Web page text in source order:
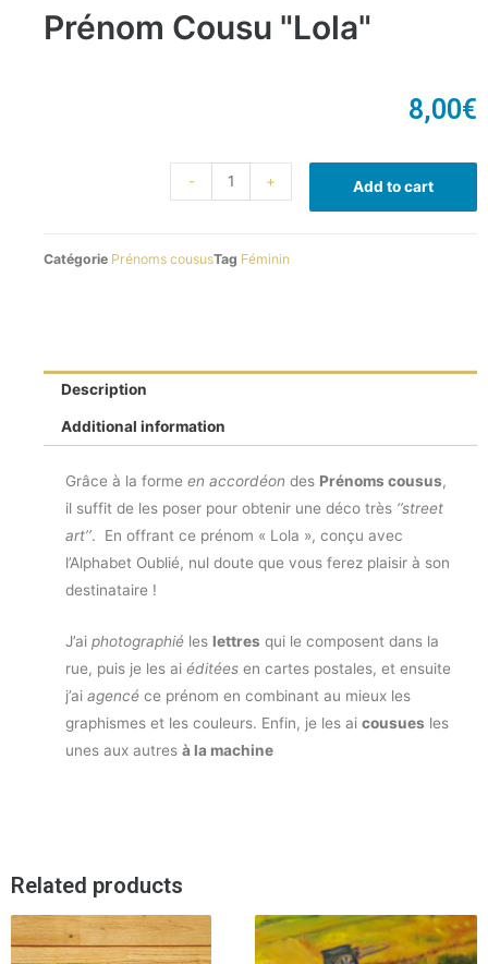
Prénom Cousu "Lola"
8,00€
- + Add to cart
Catégorie Prénoms coususTag Féminin
Description
Additional information
Grâce à la forme en accordéon des Prénoms cousus,
il suffit de les poser pour obtenir une déco très ‘’street
art’’. En offrant ce prénom « Lola », conçu avec
l’Alphabet Oublié, nul doute que vous ferez plaisir à son
destinataire !
J’ai photographié les lettres qui le composent dans la
rue, puis je les ai éditées en cartes postales, et ensuite
j’ai agencé ce prénom en combinant au mieux les
graphismes et les couleurs. Enfin, je les ai cousues les
unes aux autres à la machine
Related products